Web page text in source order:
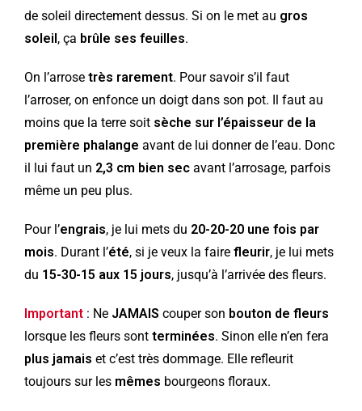
de soleil directement dessus. Si on le met au gros
soleil, ça brûle ses feuilles.
On l’arrose très rarement. Pour savoir s’il faut
l’arroser, on enfonce un doigt dans son pot. Il faut au
moins que la terre soit sèche sur l’épaisseur de la
première phalange avant de lui donner de l’eau. Donc
il lui faut un 2,3 cm bien secavant l’arrosage, parfois
même un peu plus.
Pour l’engrais, je lui mets du 20-20-20 une fois par
mois. Durant l’été, si je veux la faire fleurir, je lui mets
du 15-30-15 aux 15 jours, jusqu’à l’arrivée des fleurs.
Important: Ne JAMAIS couper son bouton de fleurs
lorsque les fleurs sont terminées. Sinon elle n’en fera
plus jamais et c’est très dommage. Elle refleurit
toujours sur les mêmes bourgeons floraux.